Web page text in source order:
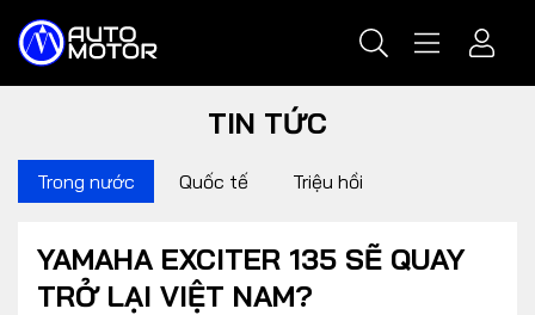
TIN TỨC
Trong nước Quốc tế Triệu hồi
YAMAHA EXCITER 135 SẼ QUAY
TRỞ LẠI VIỆT NAM?